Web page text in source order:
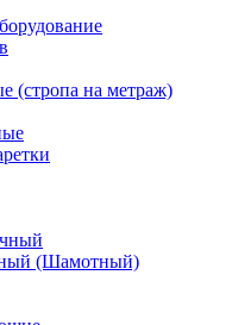
(стропа на метраж)
(Шамотный)